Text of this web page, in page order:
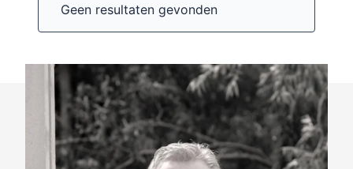
Geen resultaten gevonden